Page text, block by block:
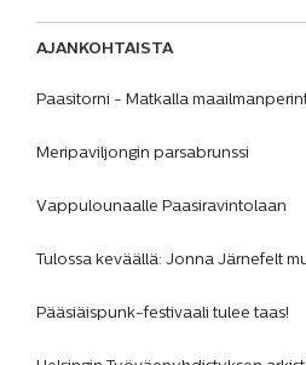
AJANKOHTAISTA
Paasitorni - Matkalla
Meripaviljongin parsabrunssi
Vappulounaalle Paasiravintolaan
Tulossa keväällä: Jonna Järnefelt
Pääsiäispunk-festivaali tulee taas!